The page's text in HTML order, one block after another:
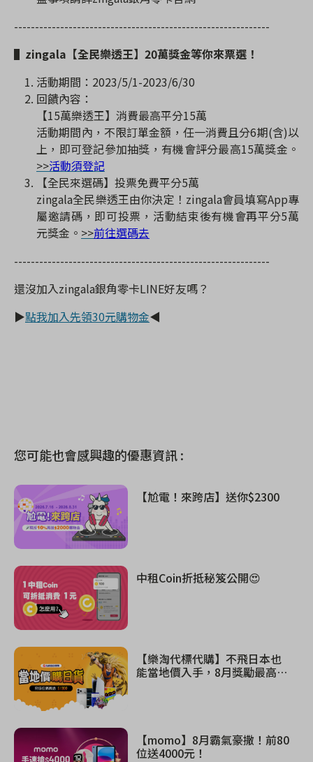
-------------------------------------------------------------
▌zingala 【全民樂透王】 20萬獎金等你來票選！
活動期間： 2023/5/1-2023/6/30
回饋內容：
【15萬樂透王】消費最高平分15萬
活動期間內，不限訂單金額，任一消費且分6期(含)以
上，即可登記參加抽獎，有機會評分最高15萬獎金。
>>活動須登記
【全民來選碼】投票免費平分5萬
zingala全民樂透王由你決定！ zingala會員填寫App專
屬邀請碼，即可投票，活動結束後有機會再平分5萬
元獎金。 >>前往選碼去
-------------------------------------------------------------
還沒加入zingala銀角零卡LINE好友嗎？
▶點我加入先領30元購物金◀
您可能也會感興趣的優惠資訊 :
【尬電！來跨店】送你$2300
中租Coin折抵秘笈公開😍
【樂淘代標代購】不飛日本也
能當地價入手，8月獎勵最高$1
【momo】8月霸氣豪撒！前80
位送4000元！